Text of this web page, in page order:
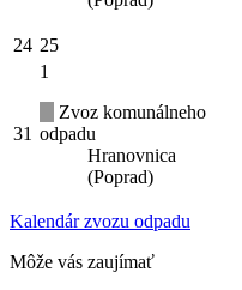
24 25
31
1
Zvoz komunálneho
odpadu
Hranovnica
(Poprad)
Kalendár zvozu odpadu
Môže vás zaujímať